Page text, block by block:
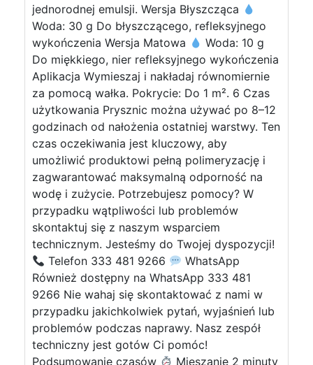
jednorodnej emulsji. Wersja Błyszcząca
Woda: 30 g Do błyszczącego, refleksyjnego
wykończenia Wersja Matowa
Woda: 10 g
Do miękkiego, nier refleksyjnego wykończenia
Aplikacja Wymieszaj i nakładaj równomiernie
za pomocą wałka. Pokrycie: Do 1 m². 6 Czas
użytkowania Prysznic można używać po 8–12
godzinach od nałożenia ostatniej warstwy. Ten
czas oczekiwania jest kluczowy, aby
umożliwić produktowi pełną polimeryzację i
zagwarantować maksymalną odporność na
wodę i zużycie. Potrzebujesz pomocy? W
przypadku wątpliwości lub problemów
skontaktuj się z naszym wsparciem
technicznym. Jesteśmy do Twojej dyspozycji!
Telefon 333 481 9266
WhatsApp
Również dostępny na WhatsApp 333 481
9266 Nie wahaj się skontaktować z nami w
przypadku jakichkolwiek pytań, wyjaśnień lub
problemów podczas naprawy. Nasz zespół
techniczny jest gotów Ci pomóc!
Podsumowanie czasów
Mieszanie 2 minuty